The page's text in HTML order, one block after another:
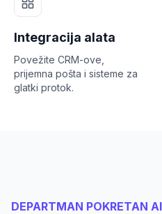
Integracija alata
Povežite CRM-ove,
prijemna pošta i sisteme za
glatki protok.
DEPARTMAN POKRETAN